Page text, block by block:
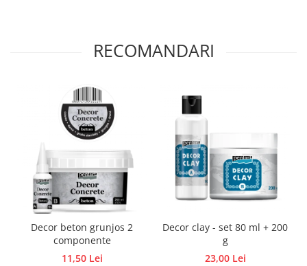
Articole din bumbac
Modele termoadezive
Design cofetarie
Forme pentru turnat ciocolata
Mozaic
Pictura pe fata si corp
Vopsea pentru fata si corp
Accesorii pictura pe fata
RECOMANDARI
Decor beton grunjos 2
componente
11,50 Lei
Decor clay - set 80 ml + 200
g
23,00 Lei